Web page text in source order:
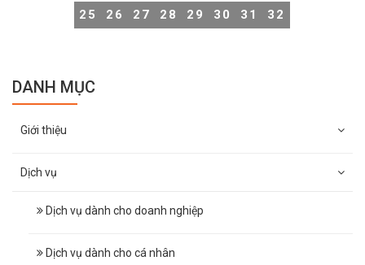
25 26 27 28 29 30 31 32
DANH MỤC
Giới thiệu
Dịch vụ
Dịch vụ dành cho doanh nghiệp
Dịch vụ dành cho cá nhân